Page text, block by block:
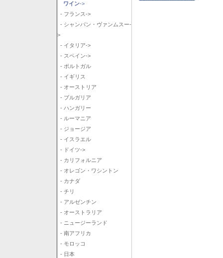
ワイン->
- フランス->
- シャンパン・ヴァンムスー-
>
- イタリア->
- スペイン->
- ポルトガル
- イギリス
- オーストリア
- ブルガリア
- ハンガリー
- ルーマニア
- ジョージア
- イスラエル
- ドイツ->
- カリフォルニア
- オレゴン・ワシントン
- カナダ
- チリ
- アルゼンチン
- オーストラリア
- ニュージーランド
- 南アフリカ
- モロッコ
- 日本